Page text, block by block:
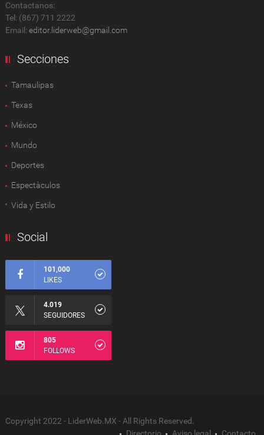
Contactanos:
Tel: (867) 711 2222
Email: editor.liderweb@gmail.com
Secciones
Tamaulipas
Texas
México
Mundo
Deportes
Espectàculos
Vida y Estilo
Social
101,000
LIKES
4.019
SEGUIDORES
805
FOLLOWS
Copyright 2022 - LiderWeb.MX - All Rights Reserved.
Directorio
Aviso legal Contacto